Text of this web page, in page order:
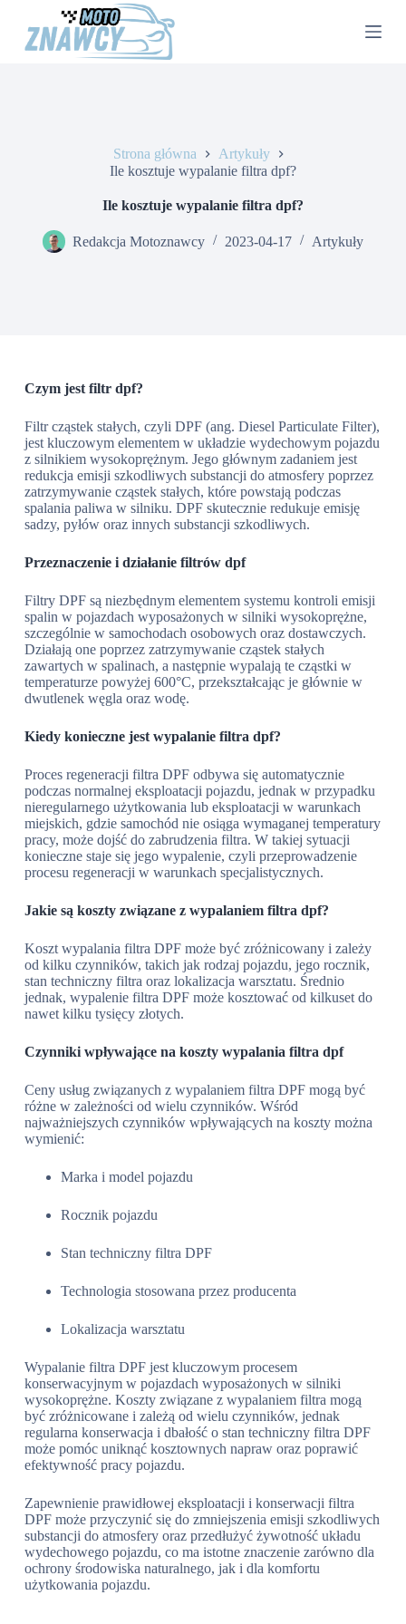
Strona główna
Artykuły
Ile kosztuje wypalanie filtra dpf?
Ile kosztuje wypalanie filtra dpf?
Redakcja Motoznawcy 2023-04-17 Artykuły
Czym jest filtr dpf?
Filtr cząstek stałych, czyli DPF (ang. Diesel Particulate Filter),
jest kluczowym elementem w układzie wydechowym pojazdu
z silnikiem wysokoprężnym. Jego głównym zadaniem jest
redukcja emisji szkodliwych substancji do atmosfery poprzez
zatrzymywanie cząstek stałych, które powstają podczas
spalania paliwa w silniku. DPF skutecznie redukuje emisję
sadzy, pyłów oraz innych substancji szkodliwych.
Przeznaczenie i działanie filtrów dpf
Filtry DPF są niezbędnym elementem systemu kontroli emisji
spalin w pojazdach wyposażonych w silniki wysokoprężne,
szczególnie w samochodach osobowych oraz dostawczych.
Działają one poprzez zatrzymywanie cząstek stałych
zawartych w spalinach, a następnie wypalają te cząstki w
temperaturze powyżej 600°C, przekształcając je głównie w
dwutlenek węgla oraz wodę.
Kiedy konieczne jest wypalanie filtra dpf?
Proces regeneracji filtra DPF odbywa się automatycznie
podczas normalnej eksploatacji pojazdu, jednak w przypadku
nieregularnego użytkowania lub eksploatacji w warunkach
miejskich, gdzie samochód nie osiąga wymaganej temperatury
pracy, może dojść do zabrudzenia filtra. W takiej sytuacji
konieczne staje się jego wypalenie, czyli przeprowadzenie
procesu regeneracji w warunkach specjalistycznych.
Jakie są koszty związane z wypalaniem filtra dpf?
Koszt wypalania filtra DPF może być zróżnicowany i zależy
od kilku czynników, takich jak rodzaj pojazdu, jego rocznik,
stan techniczny filtra oraz lokalizacja warsztatu. Średnio
jednak, wypalenie filtra DPF może kosztować od kilkuset do
nawet kilku tysięcy złotych.
Czynniki wpływające na koszty wypalania filtra dpf
Ceny usług związanych z wypalaniem filtra DPF mogą być
różne w zależności od wielu czynników. Wśród
najważniejszych czynników wpływających na koszty można
wymienić:
Marka i model pojazdu
Rocznik pojazdu
Stan techniczny filtra DPF
Technologia stosowana przez producenta
Lokalizacja warsztatu
Wypalanie filtra DPF jest kluczowym procesem
konserwacyjnym w pojazdach wyposażonych w silniki
wysokoprężne. Koszty związane z wypalaniem filtra mogą
być zróżnicowane i zależą od wielu czynników, jednak
regularna konserwacja i dbałość o stan techniczny filtra DPF
może pomóc uniknąć kosztownych napraw oraz poprawić
efektywność pracy pojazdu.
Zapewnienie prawidłowej eksploatacji i konserwacji filtra
DPF może przyczynić się do zmniejszenia emisji szkodliwych
substancji do atmosfery oraz przedłużyć żywotność układu
wydechowego pojazdu, co ma istotne znaczenie zarówno dla
ochrony środowiska naturalnego, jak i dla komfortu
użytkowania pojazdu.